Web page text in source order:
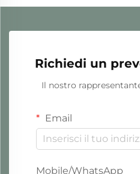
Richiedi un
Il nostro
Email
Mobile/WhatsApp